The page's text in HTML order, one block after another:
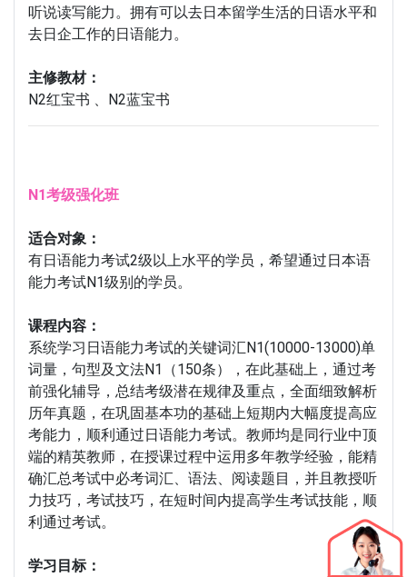
听说读写能力。拥有可以去日本留学生活的日语水平和
去日企工作的日语能力。
主修教材：
N2红宝书 、N2蓝宝书
N1考级强化班
适合对象：
有日语能力考试2级以上水平的学员，希望通过日本语
能力考试N1级别的学员。
课程内容：
系统学习日语能力考试的关键词汇N1(10000-13000)单
词量，句型及文法N1（150条），在此基础上，通过考
前强化辅导，总结考级潜在规律及重点，全面细致解析
历年真题，在巩固基本功的基础上短期内大幅度提高应
考能力，顺利通过日语能力考试。教师均是同行业中顶
端的精英教师，在授课过程中运用多年教学经验，能精
确汇总考试中必考词汇、语法、阅读题目，并且教授听
力技巧，考试技巧，在短时间内提高学生考试技能，顺
利通过考试。
学习目标：